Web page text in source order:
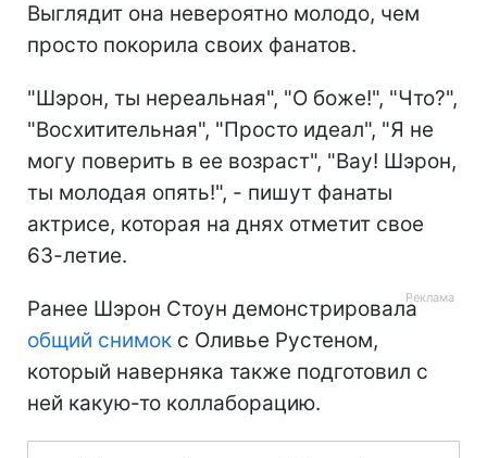
Выглядит она невероятно молодо, чем
просто покорила своих фанатов.
"Шэрон, ты нереальная", "О боже!", "Что?",
"Восхитительная", "Просто идеал", "Я не
могу поверить в ее возраст", "Вау! Шэрон,
ты молодая опять!", - пишут фанаты
актрисе, которая на днях отметит свое
63-летие.
Ранее Шэрон Стоун демонстрировала
общий снимок с Оливье Рустеном,
который наверняка также подготовил с
ней какую-то коллаборацию.